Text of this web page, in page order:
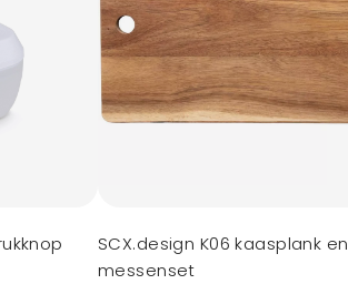
SCX.design K06 kaasplank en
messenset